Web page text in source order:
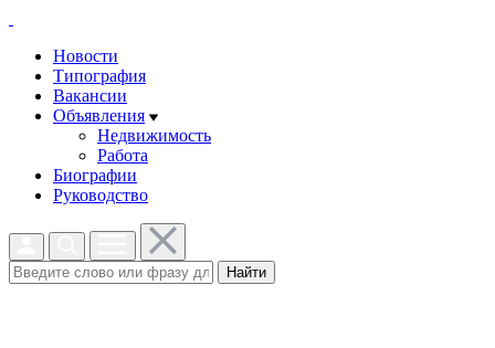
Новости
Типография
Вакансии
Объявления
Недвижимость
Работа
Биографии
Руководство
Найти